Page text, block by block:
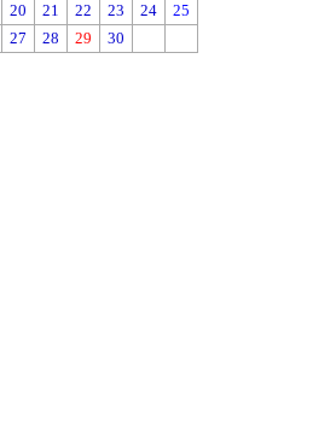
20 21 22 23 24
25
27 28 29 30